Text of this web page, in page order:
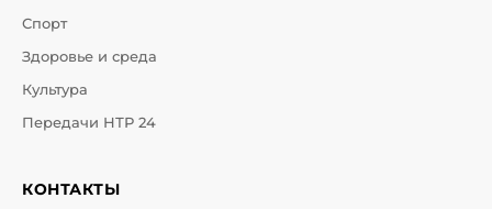
Спорт
Здоровье и среда
Культура
Передачи НТР 24
КОНТАКТЫ